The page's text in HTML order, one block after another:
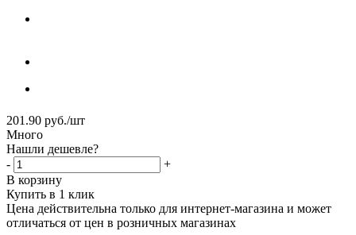
201.90 руб./шт
Много
Нашли дешевле?
-
+
В корзину
Купить в 1 клик
Цена действительна только для интернет-магазина и может
отличаться от цен в розничных магазинах